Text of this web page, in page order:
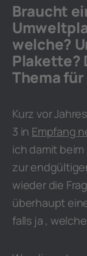
Braucht
welche?
Plakette?
Thema für
Kurz vor
3 in Empfang
ich damit
zur
wieder die
überhaupt
falls ja ,